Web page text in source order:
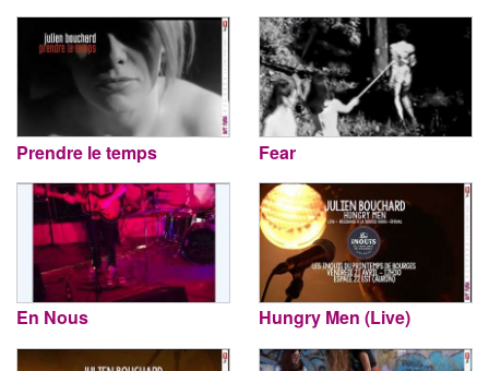
Prendre le temps Fear
En Nous Hungry Men (Live)